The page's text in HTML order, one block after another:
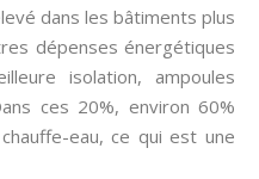
dans les bâtiments plus
dépenses énergétiques
isolation, ampoules
ces 20%, environ 60%
eau, ce qui est une